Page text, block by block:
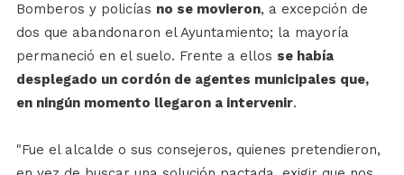
Bomberos y policías no se movieron, a excepción de
dos que abandonaron el Ayuntamiento; la mayoría
permaneció en el suelo. Frente a ellos se había
desplegado un cordón de agentes municipales que,
en ningún momento llegaron a intervenir.
"Fue el alcalde o sus consejeros, quienes pretendieron,